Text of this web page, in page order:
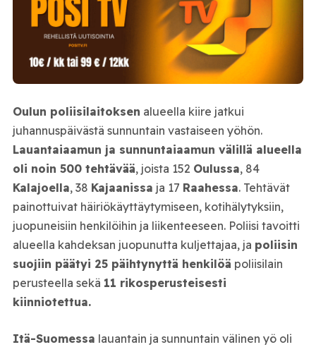
Oulun poliisilaitoksen alueella kiire jatkui
juhannuspäivästä sunnuntain vastaiseen yöhön.
Lauantaiaamun ja sunnuntaiaamun välillä alueella
oli noin 500 tehtävää, joista 152 Oulussa, 84
Kalajoella, 38 Kajaanissa ja 17 Raahessa. Tehtävät
painottuivat häiriökäyttäytymiseen, kotihälytyksiin,
juopuneisiin henkilöihin ja liikenteeseen. Poliisi tavoitti
alueella kahdeksan juopunutta kuljettajaa, ja poliisin
suojiin päätyi 25 päihtynyttä henkilöä poliisilain
perusteella sekä 11 rikosperusteisesti
kiinniotettua.
Itä-Suomessa lauantain ja sunnuntain välinen yö oli